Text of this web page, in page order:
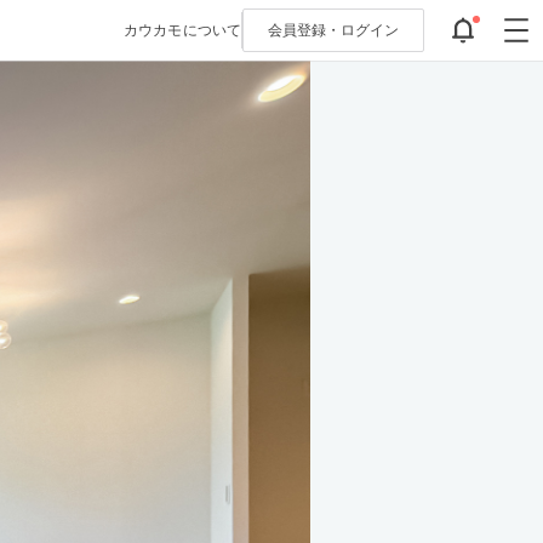
カウカモについて 会員登録・ ログイン